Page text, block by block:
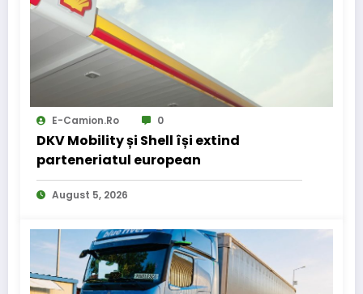
E-Camion.ro 0
DKV Mobility și Shell își extind
parteneriatul european
August 5, 2026